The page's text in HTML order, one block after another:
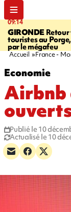
09:14
GIRONDE Retour
touristes au
par le mégafeu
Accueil France -
Economie
Airbnb
Publié le 10
Actualisé le 10